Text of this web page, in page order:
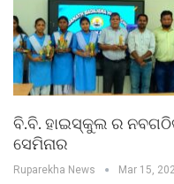
ବି.ବି. ହାଇସ୍କୁଲ ର
ସେମିନାର
Ruparekha News Mar 15,